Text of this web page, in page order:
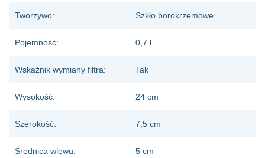
Tworzywo: Szkło borokrzemowe
Pojemność: 0,7 l
Wskaźnik wymiany filtra: Tak
Wysokość: 24 cm
Szerokość: 7,5 cm
Średnica wlewu: 5 cm